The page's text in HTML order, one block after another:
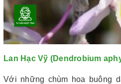
Lan Hạc Vỹ (Dendrobium
Với những chùm hoa buông